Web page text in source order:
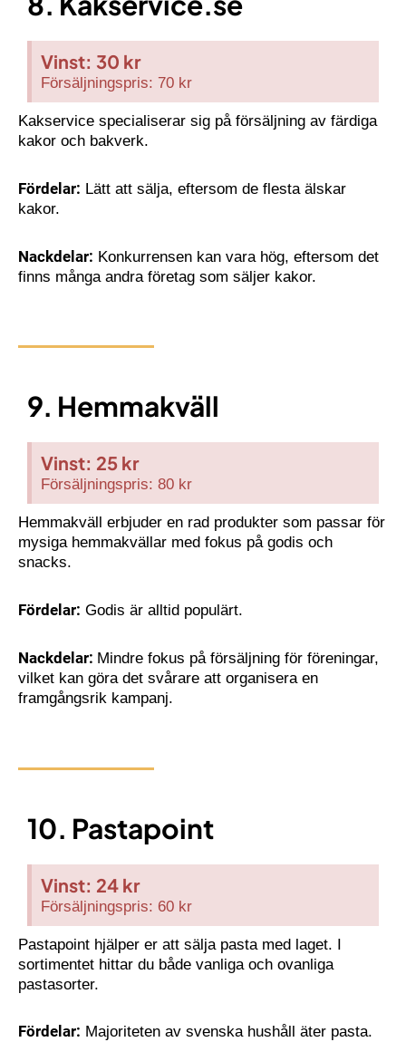
Vinst: 30 kr
Försäljningspris: 70 kr
Kakservice specialiserar sig på försäljning av färdiga
kakor och bakverk.
Fördelar: Lätt att sälja, eftersom de flesta älskar
kakor.
Nackdelar: Konkurrensen kan vara hög, eftersom det
finns många andra företag som säljer kakor.
9. Hemmakväll
Vinst: 25 kr
Försäljningspris: 80 kr
Hemmakväll erbjuder en rad produkter som passar för
mysiga hemmakvällar med fokus på godis och
snacks.
Fördelar: Godis är alltid populärt.
Nackdelar: Mindre fokus på försäljning för föreningar,
vilket kan göra det svårare att organisera en
framgångsrik kampanj.
10. Pastapoint
Vinst: 24 kr
Försäljningspris: 60 kr
Pastapoint hjälper er att sälja pasta med laget. I
sortimentet hittar du både vanliga och ovanliga
pastasorter.
Fördelar: Majoriteten av svenska hushåll äter pasta.